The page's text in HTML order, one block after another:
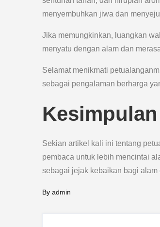
menyembuhkan jiwa dan
Jika memungkinkan, luangkan
menyatu dengan alam dan
Selamat menikmati
sebagai pengalaman berharga
Kesimpulan
Sekian artikel kali ini tentang
pembaca untuk lebih mencintai
sebagai jejak kebaikan bagi
By admin